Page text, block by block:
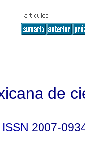
de
ISSN 2007-